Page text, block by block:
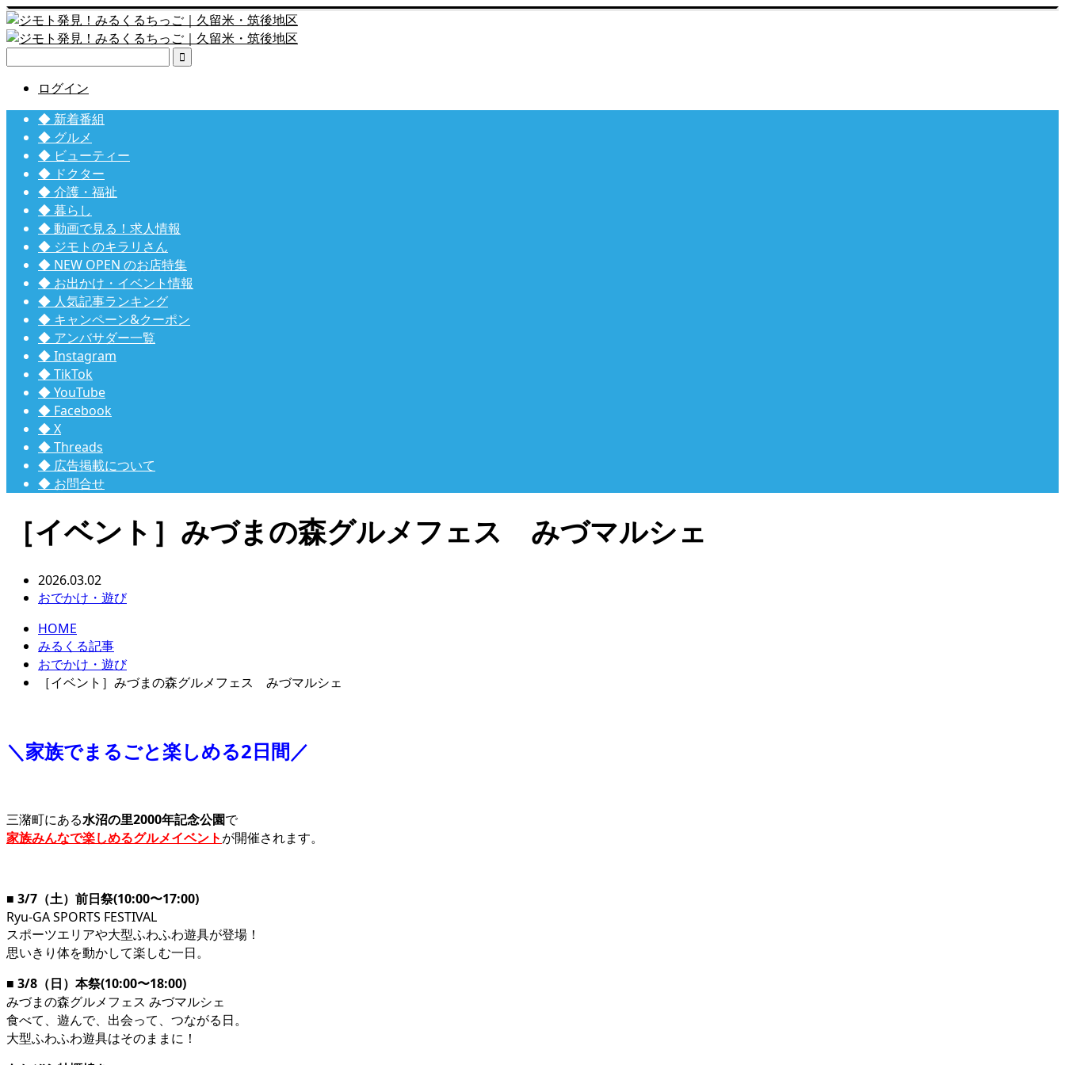

ログイン
◆ 新着番組
◆ グルメ
◆ ビューティー
◆ ドクター
◆ 介護・福祉
◆ 暮らし
◆ 動画で見る！求人情報
◆ ジモトのキラリさん
◆ NEW OPEN のお店特集
◆ お出かけ・イベント情報
◆ 人気記事ランキング
◆ キャンペーン&クーポン
◆ アンバサダー一覧
◆ Instagram
◆ TikTok
◆ YouTube
◆ Facebook
◆ X
◆ Threads
◆ 広告掲載について
◆ お問合せ
［イベント］みづまの森グルメフェス みづマルシェ
2026.03.02
おでかけ・遊び
HOME
みるくる記事
おでかけ・遊び
［イベント］みづまの森グルメフェス みづマルシェ
＼家族でまるごと楽しめる2日間／
三潴町にある水沼の里2000年記念公園で
家族みんなで楽しめるグルメイベントが開催されます。
■ 3/7（土）前日祭(10:00〜17:00)
Ryu-GA SPORTS FESTIVAL
スポーツエリアや大型ふわふわ遊具が登場！
思いきり体を動かして楽しむ一日。
■ 3/8（日）本祭(10:00〜18:00)
みづまの森グルメフェス みづマルシェ
食べて、遊んで、出会って、つながる日。
大型ふわふわ遊具はそのままに！